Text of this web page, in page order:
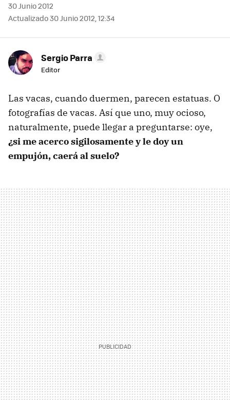
30 Junio 2012
Actualizado 30 Junio 2012, 12:34
Sergio Parra
Editor
Las vacas, cuando duermen, parecen estatuas. O
fotografías de vacas. Así que uno, muy ocioso,
naturalmente, puede llegar a preguntarse: oye,
¿si me acerco sigilosamente y le doy un
empujón, caerá al suelo?